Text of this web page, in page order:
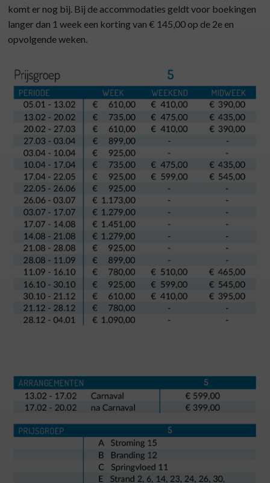
komt er nog bij. Bij de accommodaties geldt voor boekingen
langer dan 1 week een korting van € 145,00 op de 2e en
opvolgende weken.